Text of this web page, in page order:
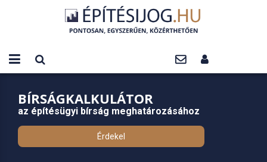
BÍRSÁGKALKULÁTOR
az építésügyi bírság meghatározásához
Érdekel